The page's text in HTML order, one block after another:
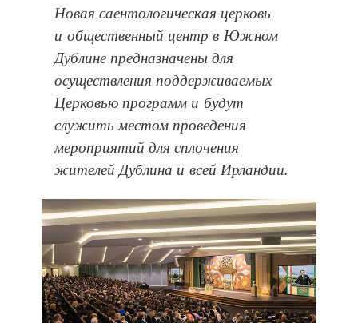
Новая саентологическая церковь
и общественный центр в Южном
Дублине предназначены для
осуществления поддерживаемых
Церковью программ и будут
служить местом проведения
мероприятий для сплочения
жителей Дублина и всей Ирландии.